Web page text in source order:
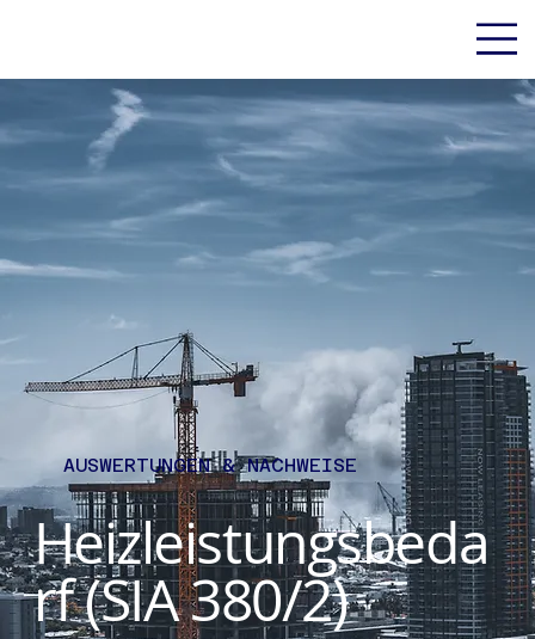
AUSWERTUNGEN & NACHWEISE
Heizleistungsbeda
rf (SIA 380/2)